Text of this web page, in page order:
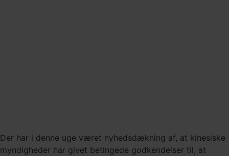
Der har i denne uge været nyhedsdækning af, at kinesiske
myndigheder har givet betingede godkendelser til, at